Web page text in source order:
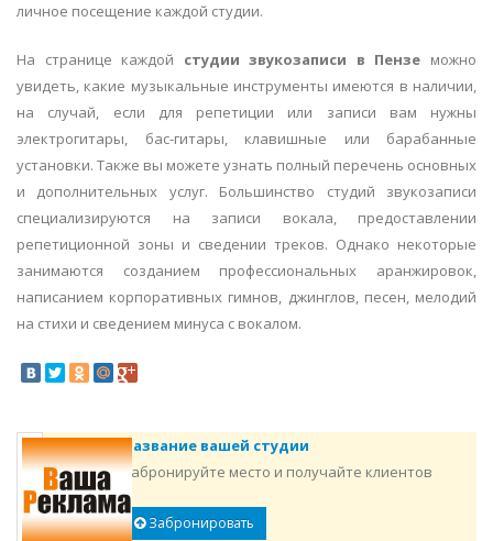
личное посещение каждой студии.
На странице каждой студии звукозаписи в Пензе можно
увидеть, какие музыкальные инструменты имеются в наличии,
на случай, если для репетиции или записи вам нужны
электрогитары, бас-гитары, клавишные или барабанные
установки. Также вы можете узнать полный перечень основных
и дополнительных услуг. Большинство студий звукозаписи
специализируются на записи вокала, предоставлении
репетиционной зоны и сведении треков. Однако некоторые
занимаются созданием профессиональных аранжировок,
написанием корпоративных гимнов, джинглов, песен, мелодий
на стихи и сведением минуса с вокалом.
Название вашей студии
Забронируйте место и получайте клиентов
Забронировать